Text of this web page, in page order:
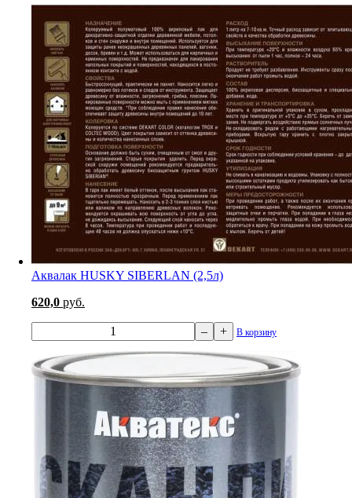
Аквалак HUSKY SIBERLAN (2,5л)
620,0 руб.
– + В корзину